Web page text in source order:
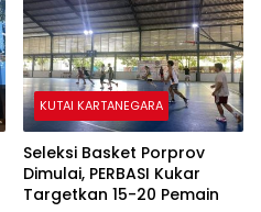
KUTAI KARTANEGARA
Seleksi Basket Porprov
Dimulai, PERBASI Kukar
Targetkan 15-20 Pemain